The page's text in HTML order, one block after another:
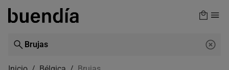
Skip
content